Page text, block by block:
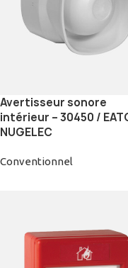
Avertisseur sonore
intérieur – 30450 /
NUGELEC
Conventionnel